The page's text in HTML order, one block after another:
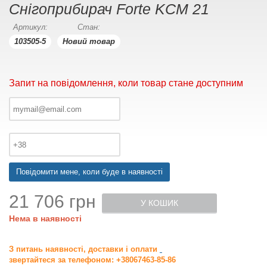
Снігоприбирач Forte KCM 21
Артикул:
103505-5
Стан:
Новий товар
Запит на повідомлення, коли товар стане доступним
Повідомити мене, коли буде в наявності
21 706 грн
Нема в наявності
У КОШИК
З питань наявності, доставки і оплати
звертайтеся за телефоном: +38067463-85-86